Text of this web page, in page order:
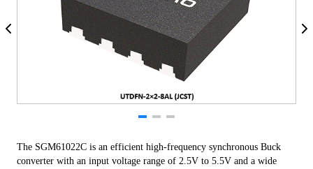
The SGM61022C is an efficient high-frequency synchronous Buck
converter with an input voltage range of 2.5V to 5.5V and a wide